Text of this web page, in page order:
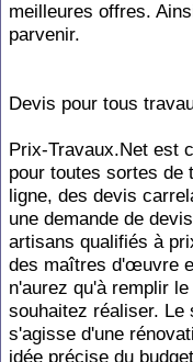
meilleures offres.
parvenir.
Devis pour tous
Prix-Travaux.Net est
pour toutes sortes de
ligne, des devis
une demande de
artisans qualifiés à
des maîtres d'œuvre
n'aurez qu'à remplir
souhaitez réaliser.
s'agisse d'une
idée précise du